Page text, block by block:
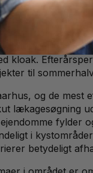
rolle for
der kan
bliver testet
kloak.
til
og de mest
lækagesøgning
fylder
i
betydeligt